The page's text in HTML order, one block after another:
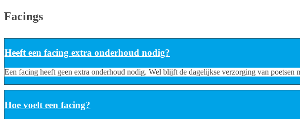
Facings
Heeft een facing extra onderhoud nodig?
Een facing heeft geen extra onderhoud nodig. Wel blijft de dagelijkse verzorging van poetsen
Hoe voelt een facing?